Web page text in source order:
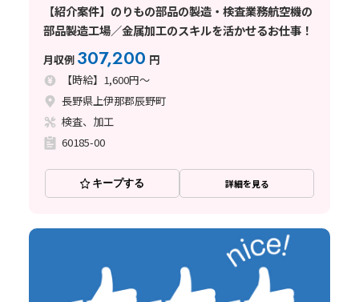
【紹介案件】のりもの部品の製造・検査業務航空機の
部品製造工場／金属加工のスキルを活かせるお仕事！
月収例 307,200 円
【時給】1,600円～
長野県上伊那郡辰野町
検査、加工
60185-00
キープする 詳細を見る